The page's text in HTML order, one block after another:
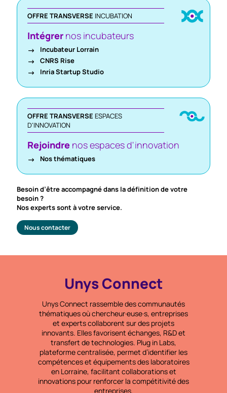
OFFRE TRANSVERSE INCUBATION
Intégrer nos incubateurs
Incubateur Lorrain
CNRS Rise
Inria Startup Studio
OFFRE TRANSVERSE ESPACES
D'INNOVATION
Rejoindre nos espaces d'innovation
Nos thématiques
Besoin d’être accompagné dans la définition de votre
besoin ?
Nos experts sont à votre service.
Nous contacter
Unys Connect
Unys Connect rassemble des communautés
thématiques où chercheur·euse·s, entreprises
et experts collaborent sur des projets
innovants. Elles favorisent échanges, R&D et
transfert de technologies. Plug in Labs,
plateforme centralisée, permet d’identifier les
compétences et équipements des laboratoires
en Lorraine, facilitant collaborations et
innovations pour renforcer la compétitivité des
entreprises.